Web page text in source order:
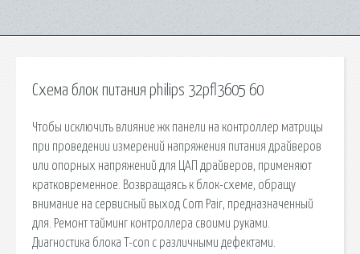
Схема блок питания philips 32pfl3605 60
Чтобы исключить влияние жк панели на контроллер матрицы
при проведении измерений напряжения питания драйверов
или опорных напряжений для ЦАП драйверов, применяют
кратковременное. Возвращаясь к блок-схеме, обращу
внимание на сервисный выход Com Pair, предназначенный
для. Ремонт тайминг контроллера своими руками.
Диагностика блока T-con с различными дефектами.